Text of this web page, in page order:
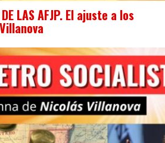
DE LAS AFJP. El ajuste a los